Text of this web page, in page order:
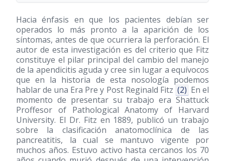
Hacia énfasis en que los pacientes debían ser
operados lo más pronto a la aparición de los
síntomas, antes de que ocurriera la perforación. El
autor de esta investigación es del criterio que Fitz
constituye el pilar principal del cambio del manejo
de la apendicitis aguda y cree sin lugar a equívocos
que en la historia de esta nosología podemos
hablar de una Era Pre y Post Reginald Fitz (2) En el
momento de presentar su trabajo era Shattuck
Proffesor of Pathological Anatomy of Harvard
University. El Dr. Fitz en 1889, publicó un trabajo
sobre la clasificación anatomoclínica de las
pancreatitis, la cual se mantuvo vigente por
muchos años. Estuvo activo hasta cercanos los 70